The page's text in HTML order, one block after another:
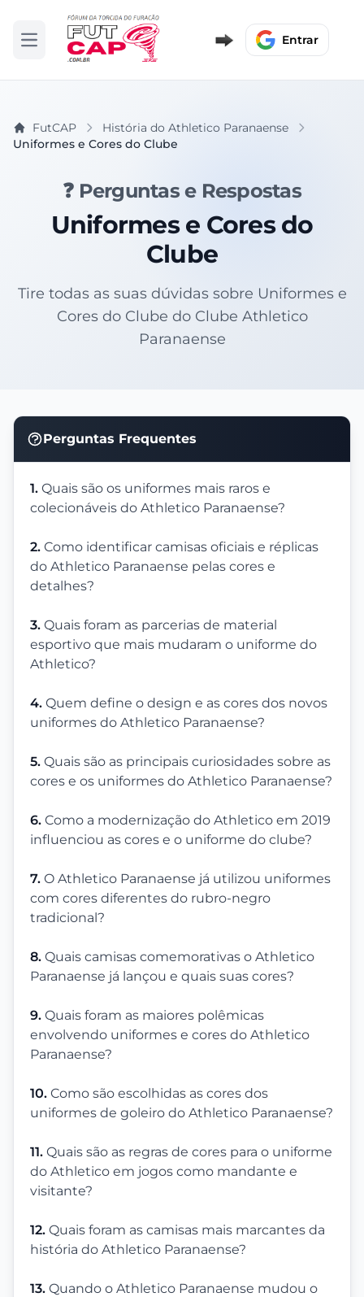
Abrir menu Entrar
FutCAP
História do Athletico Paranaense
Uniformes e Cores do Clube
❓ Perguntas e Respostas
Uniformes e Cores do
Clube
Tire todas as suas dúvidas sobre Uniformes e
Cores do Clube do Clube Athletico
Paranaense
Perguntas Frequentes
1. Quais são os uniformes mais raros e
colecionáveis do Athletico Paranaense?
2. Como identificar camisas oficiais e réplicas
do Athletico Paranaense pelas cores e
detalhes?
3. Quais foram as parcerias de material
esportivo que mais mudaram o uniforme do
Athletico?
4. Quem define o design e as cores dos novos
uniformes do Athletico Paranaense?
5. Quais são as principais curiosidades sobre as
cores e os uniformes do Athletico Paranaense?
6. Como a modernização do Athletico em 2019
influenciou as cores e o uniforme do clube?
7. O Athletico Paranaense já utilizou uniformes
com cores diferentes do rubro-negro
tradicional?
8. Quais camisas comemorativas o Athletico
Paranaense já lançou e quais suas cores?
9. Quais foram as maiores polêmicas
envolvendo uniformes e cores do Athletico
Paranaense?
10. Como são escolhidas as cores dos
uniformes de goleiro do Athletico Paranaense?
11. Quais são as regras de cores para o uniforme
do Athletico em jogos como mandante e
visitante?
12. Quais foram as camisas mais marcantes da
história do Athletico Paranaense?
13. Quando o Athletico Paranaense mudou o